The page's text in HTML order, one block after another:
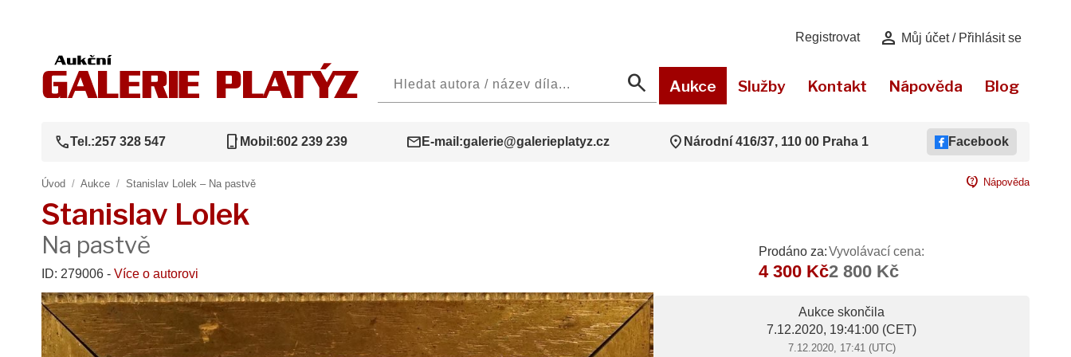
Registrovat person Můj účet / Přihlásit se
search Aukce Služby Kontakt Nápověda Blog
callTel.:257 328 547 phone_iphone Mobil:602 239 239 mail E-mail:galerie@galerieplatyz.cz location_on Národní 416/37, 110 00 Praha 1 Facebook
Úvod / Aukce / Stanislav Lolek – Na pastvě contact_support Nápověda
Stanislav Lolek
Na pastvě
ID: 279006 - Více o autorovi
Prodáno za:
4 300 Kč
Vyvolávací cena:
2 800 Kč
Aukce skončila
7.12.2020, 19:41:00 (CET)
7.12.2020, 17:41 (UTC)